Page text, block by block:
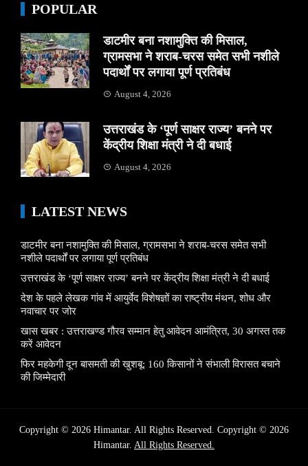
POPULAR
डाटमीर बना नशामुक्ति की मिसाल,
ग्रामसभा ने शराब-चरस समेत सभी नशीले
पदार्थों पर लगाया पूर्ण प्रतिबंध
August 4, 2026
उत्तराखंड के ‘पूर्ण साक्षर राज्य’ बनने पर
केंद्रीय शिक्षा मंत्री ने दी बधाई
August 4, 2026
LATEST NEWS
डाटमीर बना नशामुक्ति की मिसाल, ग्रामसभा ने शराब-चरस समेत सभी
नशीले पदार्थों पर लगाया पूर्ण प्रतिबंध
उत्तराखंड के ‘पूर्ण साक्षर राज्य’ बनने पर केंद्रीय शिक्षा मंत्री ने दी बधाई
देश के पहले लेखक गांव में आयुर्वेद विशेषज्ञों का राष्ट्रीय मंथन, शोध और
नवाचार पर जोर
खास खबर : उत्तराखण्ड गौरव सम्मान हेतु आवेदन आमंत्रित, 30 अगस्त तक
करें आवेदन
फिर महकेगी दून बासमती की खुशबू: 160 किसानों ने संभाली विरासत बचाने
की जिम्मेदारी
Copyright © 2026 Himantar. All Rights Reserved. Copyright © 2026
Himantar. All Rights Reserved.